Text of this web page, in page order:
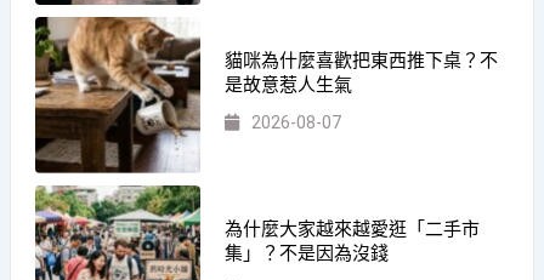
貓咪為什麼喜歡把東西推下桌？不
是故意惹人生氣
2026-08-07
為什麼大家越來越愛逛「二手市
集」？不是因為沒錢